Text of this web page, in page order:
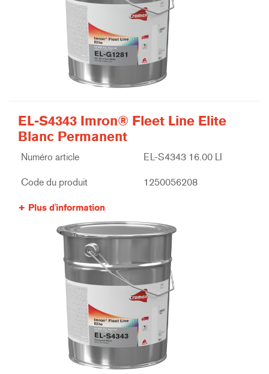
EL-S4343 Imron® Fleet Line Elite
Blanc Permanent
Numéro article EL-S4343 16.00 LI
Code du produit 1250056208
Plus d'information